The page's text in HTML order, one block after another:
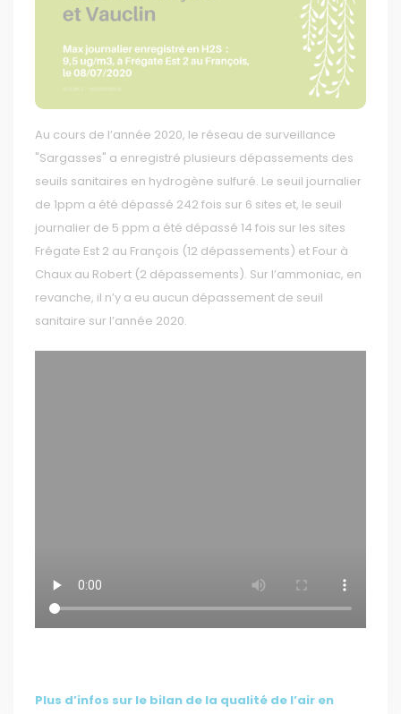
Au cours de l’année 2020, le réseau de surveillance
"Sargasses" a enregistré plusieurs dépassements des
seuils sanitaires en hydrogène sulfuré. Le seuil journalier
de 1ppm a été dépassé 242 fois sur 6 sites et, le seuil
journalier de 5 ppm a été dépassé 14 fois sur les sites
Frégate Est 2 au François (12 dépassements) et Four à
Chaux au Robert (2 dépassements). Sur l’ammoniac, en
revanche, il n’y a eu aucun dépassement de seuil
sanitaire sur l’année 2020.
Plus d’infos sur le bilan de la qualité de l’air en